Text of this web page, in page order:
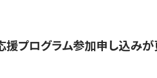
プログラム参加申し込みが